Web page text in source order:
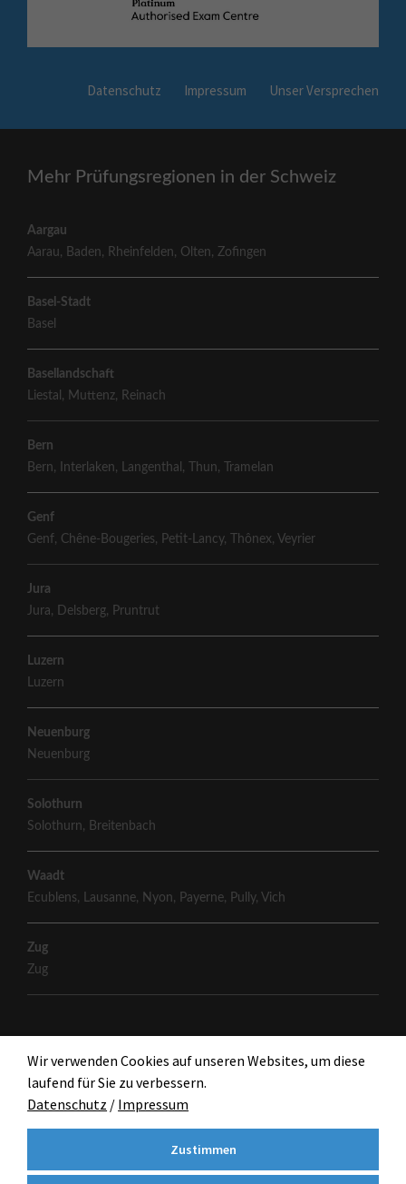
Datenschutz Impressum Unser Versprechen
Mehr Prüfungsregionen in der Schweiz
Aargau
Aarau, Baden, Rheinfelden, Olten,Zofingen
Basel-Stadt
Basel
Basellandschaft
Liestal , Muttenz, Reinach
Bern
Bern, Interlaken, Langenthal , Thun, Tramelan
Genf
Genf, Chêne-Bougeries, Petit-Lancy, Thônex, Veyrier
Jura
Jura, Delsberg, Pruntrut
Luzern
Luzern
Neuenburg
Neuenburg
Solothurn
Solothurn, Breitenbach
Waadt
Ecublens, Lausanne, Nyon, Payerne, Pully, Vich
Zug
Zug
Wir verwenden Cookies auf unseren Websites, um diese
laufend für Sie zu verbessern.
Datenschutz / Impressum
Zustimmen